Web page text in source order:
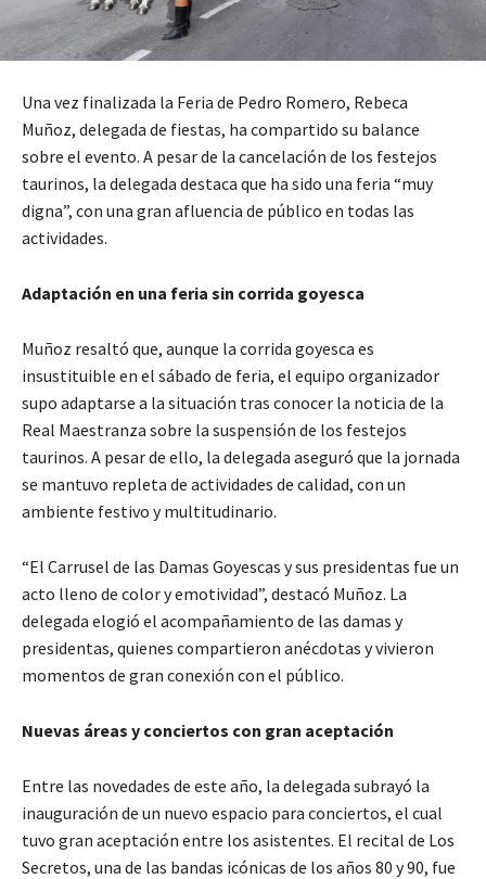
Una vez finalizada la Feria de Pedro Romero, Rebeca
Muñoz, delegada de fiestas, ha compartido su balance
sobre el evento. A pesar de la cancelación de los festejos
taurinos, la delegada destaca que ha sido una feria “muy
digna”, con una gran afluencia de público en todas las
actividades.
Adaptación en una feria sin corrida goyesca
Muñoz resaltó que, aunque la corrida goyesca es
insustituible en el sábado de feria, el equipo organizador
supo adaptarse a la situación tras conocer la noticia de la
Real Maestranza sobre la suspensión de los festejos
taurinos. A pesar de ello, la delegada aseguró que la jornada
se mantuvo repleta de actividades de calidad, con un
ambiente festivo y multitudinario.
“El Carrusel de las Damas Goyescas y sus presidentas fue un
acto lleno de color y emotividad”, destacó Muñoz. La
delegada elogió el acompañamiento de las damas y
presidentas, quienes compartieron anécdotas y vivieron
momentos de gran conexión con el público.
Nuevas áreas y conciertos con gran aceptación
Entre las novedades de este año, la delegada subrayó la
inauguración de un nuevo espacio para conciertos, el cual
tuvo gran aceptación entre los asistentes. El recital de Los
Secretos, una de las bandas icónicas de los años 80 y 90, fue